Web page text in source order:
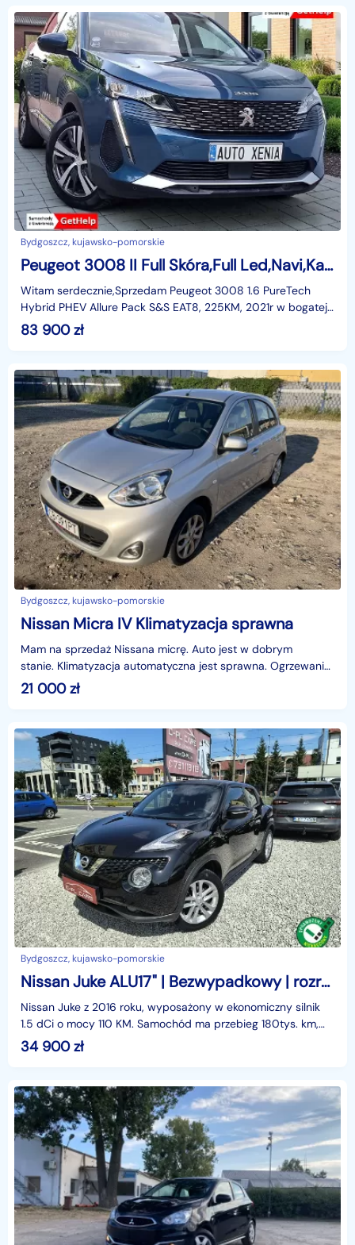
Bydgoszcz, kujawsko-pomorskie
Peugeot 3008 II Full Skóra,Full Led,Navi,Kamera360,Radar,Asystenci,Parktronic
Witam serdecznie,Sprzedam Peugeot 3008 1.6 PureTech
Hybrid PHEV Allure Pack S&S EAT8, 225KM, 2021r w bogatej
wersji wyposażenia. Auto z napędem hybrydowym P
83 900zł
Bydgoszcz, kujawsko-pomorskie
Nissan Micra IV Klimatyzacja sprawna
Mam na sprzedaż Nissana micrę. Auto jest w dobrym
stanie. Klimatyzacja automatyczna jest sprawna. Ogrzewanie
foteli przednich jest sprawne.Auto ma waż
21 000zł
Bydgoszcz, kujawsko-pomorskie
Nissan Juke ALU17" | Bezwypadkowy | rozrząd po wymianie | Navi | Kamera
Nissan Juke z 2016 roku, wyposażony w ekonomiczny silnik
1.5 dCi o mocy 110 KM. Samochód ma przebieg 180tys. km,
jest w 100% sprawny technicznie oraz bezwypadko
34 900zł